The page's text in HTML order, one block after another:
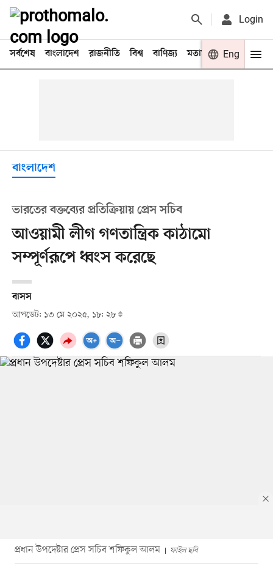
Login
সর্বশেষ বাংলাদেশ রাজনীতি বিশ্ব বাণিজ্য মতামত খেলা
Eng
বাংলাদেশ
ভারতের বক্তব্যের প্রতিক্রিয়ায় প্রেস সচিব
আওয়ামী লীগ গণতান্ত্রিক কাঠামো
সম্পূর্ণরূপে ধ্বংস করেছে
বাসস
আপডেট: ১৩ মে ২০২৫, ১৮: ২৮
প্রধান উপদেষ্টার প্রেস সচিব শফিকুল আলম ফাইল ছবি